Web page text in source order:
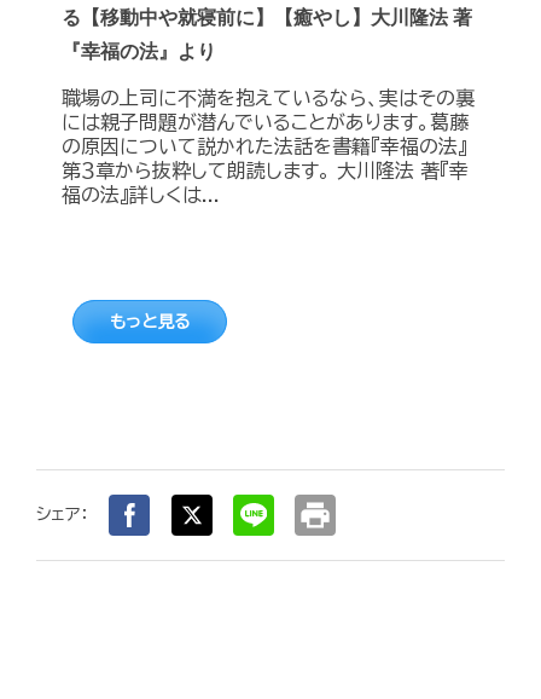
る【移動中や就寝前に】【癒やし】大川隆法 著
『幸福の法』より
職場の上司に不満を抱えているなら、実はその裏
には親子問題が潜んでいることがあります。葛藤
の原因について説かれた法話を書籍『幸福の法』
第３章から抜粋して朗読します。 大川隆法 著『幸
福の法』詳しくは...
もっと見る
シェア： print